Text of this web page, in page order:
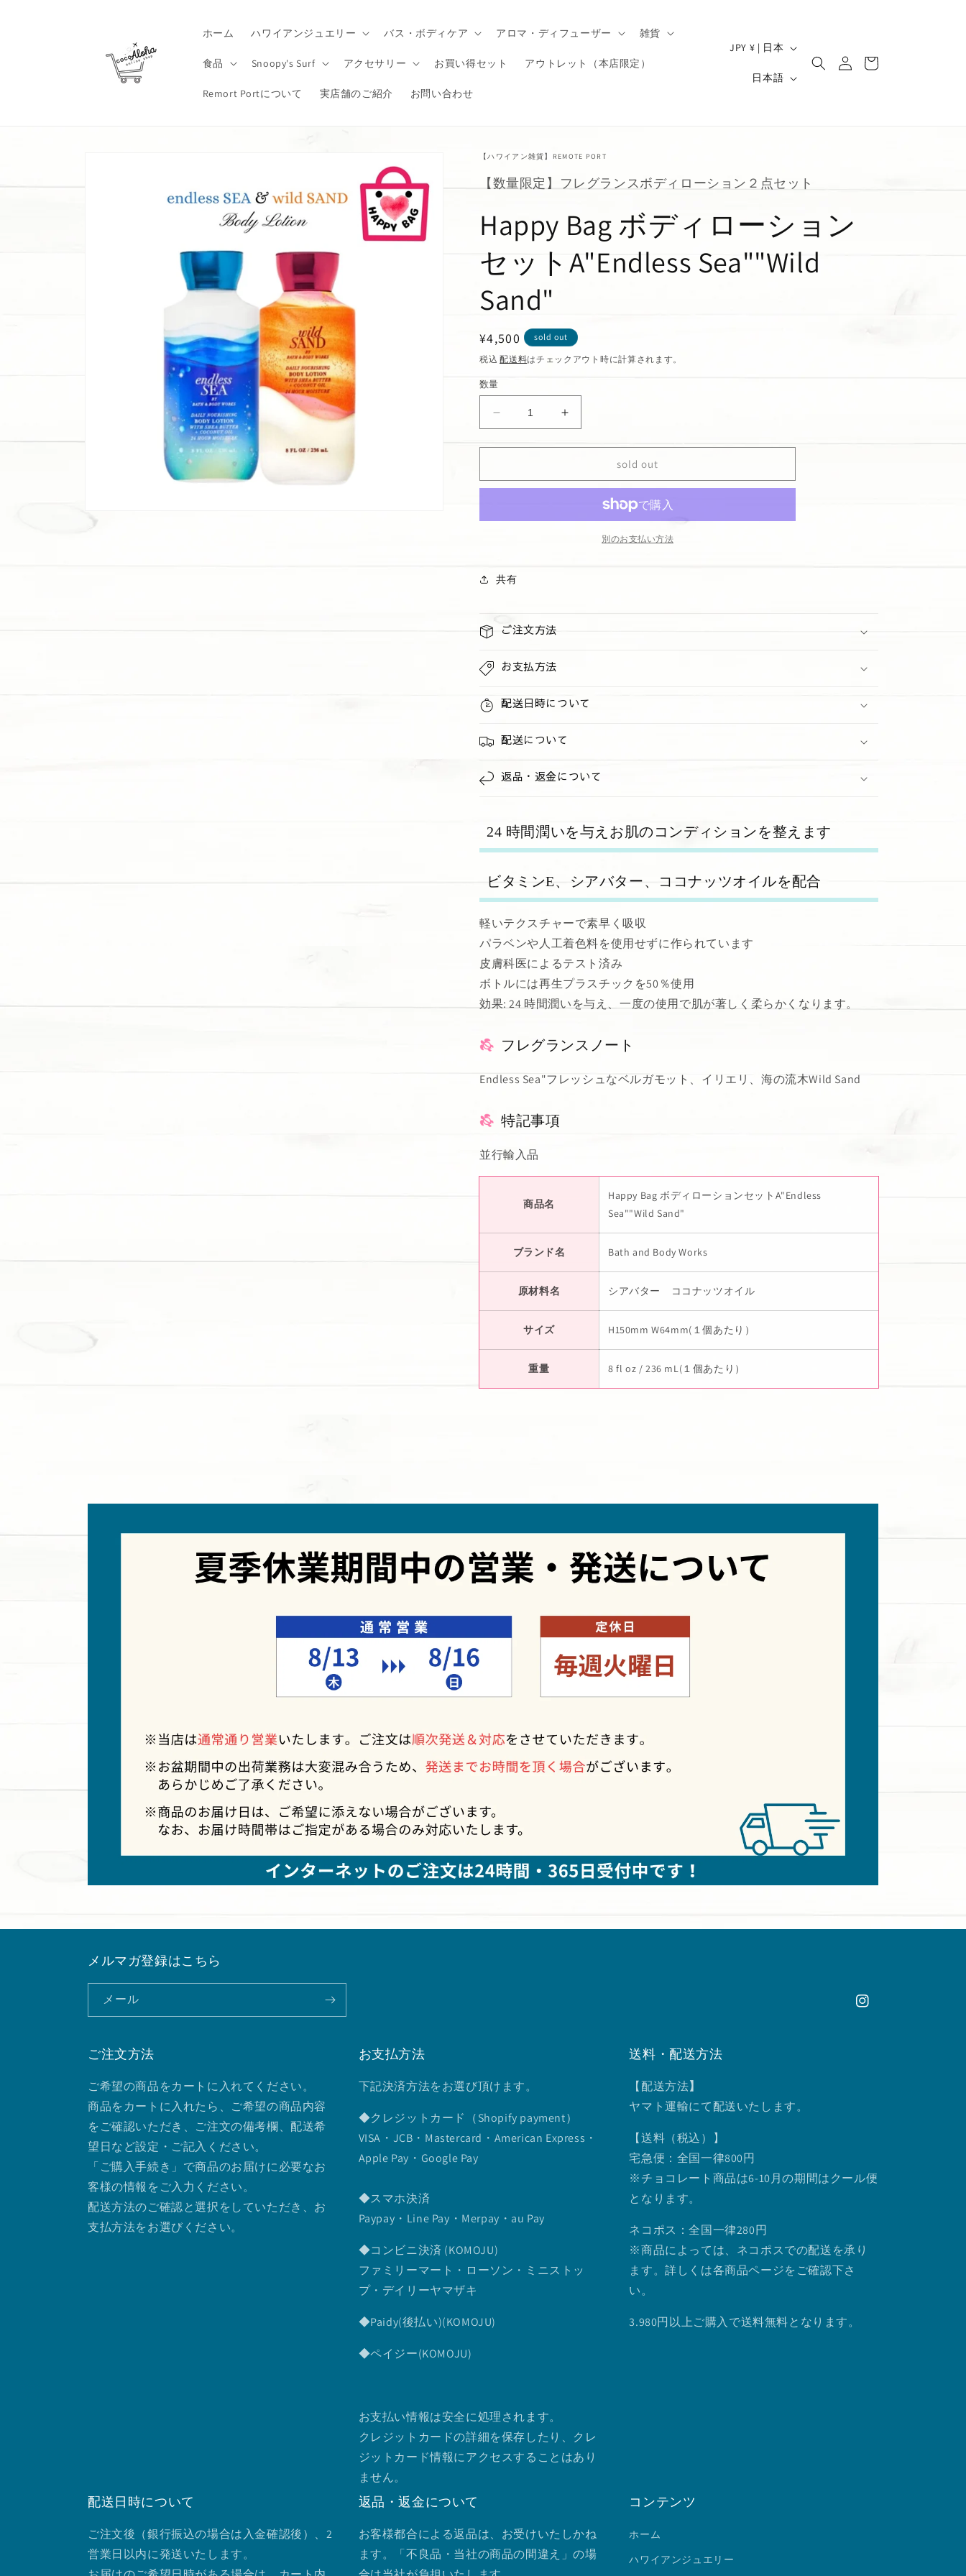
ホーム ハワイアンジュエリー バス・ボディケア アロマ・ディフューザー 雑貨
食品 Snoopy's Surf アクセサリー お買い得セット アウトレット（本店限定）
Remort Portについて 実店舗のご紹介 お問い合わせ
国
JPY ¥ | 日本
言
日本語
イ
ー
【ハワイアン雑貨】REMOTE PORT
【数量限定】フレグランスボディローション２点セット
Happy Bag ボディローション
セットA"Endless Sea""Wild
Sand"
通
常
価
格
¥4,500 sold out
税込配送料はチェックアウト時に計算されます。
数量
Happy
Bag
ボ
ィ
ー
ン
セ
ト
A&quot;Endless
Sand&quot;
数
量
を
ら
Happy
Bag
ボ
ィ
ー
数
を
や
sold out
別のお支払い方法
共有
ご注文方法
お支払方法
配送日時について
配送について
返品・返金について
24 時間潤いを与えお肌のコンディションを整えます
ビタミンE、シアバター、ココナッツオイルを配合
軽いテクスチャーで素早く吸収
パラベンや人工着色料を使用せずに作られています
皮膚科医によるテスト済み
ボトルには再生プラスチックを50％使用
効果: 24 時間潤いを与え、一度の使用で肌が著しく柔らかくなります。
フレグランスノート
Endless Sea"フレッシュなベルガモット、イリエリ、海の流木Wild Sand
特記事項
並行輸入品
商品名
Happy Bag ボディローションセットA"Endless
Sea""Wild Sand"
ブランド名 Bath and Body Works
原材料名 シアバター ココナッツオイル
サイズ H150mm W64mm(１個あたり）
重量 8 fl oz / 236 mL(１個あたり）
メルマガ登録はこちら
メール
Instagram
ご注文方法
ご希望の商品をカートに入れてください。
商品をカートに入れたら、ご希望の商品内容
をご確認いただき、ご注文の備考欄、配送希
望日など設定・ご記入ください。
「ご購入手続き」で商品のお届けに必要なお
客様の情報をご入力ください。
配送方法のご確認と選択をしていただき、お
支払方法をお選びください。
お支払方法
下記決済方法をお選び頂けます。
◆クレジットカード（Shopify payment）
VISA・JCB・Mastercard・American Express・
Apple Pay・Google Pay
◆スマホ決済
Paypay・Line Pay・Merpay・au Pay
◆コンビニ決済 (KOMOJU)
ファミリーマート・ローソン・ミニストッ
プ・デイリーヤマザキ
◆Paidy(後払い)(KOMOJU)
◆ペイジー(KOMOJU)
お支払い情報は安全に処理されます。
クレジットカードの詳細を保存したり、クレ
ジットカード情報にアクセスすることはあり
ません。
送料・配送方法
【配送方法】
ヤマト運輸にて配送いたします。
【送料（税込）】
宅急便：全国一律800円
※チョコレート商品は6-10月の期間はクール便
となります。
ネコポス：全国一律280円
※商品によっては、ネコポスでの配送を承り
ます。詳しくは各商品ページをご確認下さ
い。
3.980円以上ご購入で送料無料となります。
配送日時について
ご注文後（銀行振込の場合は入金確認後）、2
営業日以内に発送いたします。
返品・返金について
お客様都合による返品は、お受けいたしかね
ます。「不良品・当社の商品の間違え」の場
コンテンツ
ホーム
ハワイアンジュエリー